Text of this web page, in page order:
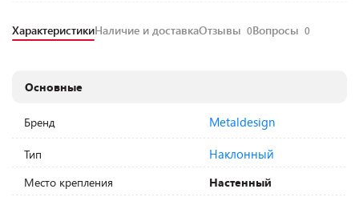
ХарактеристикиНаличие и доставкаОтзывы 0Вопросы 0
Основные
Бренд Metaldesign
Тип Наклонный
Место крепления
Настенный